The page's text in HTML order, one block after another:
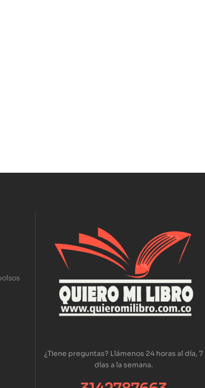
¿Tiene preguntas? Llámenos 24 horas al día, 7
días a la semana.